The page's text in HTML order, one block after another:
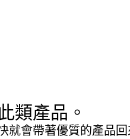
類產品。
就會帶著優質的產品